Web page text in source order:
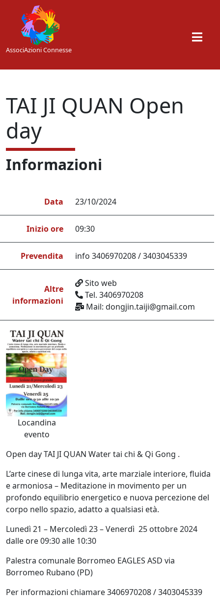
Skip to main content
AssociAzioni Connesse
TAI JI QUAN Open
day
Informazioni
Data 23/10/2024
Inizio ore 09:30
Prevendita info 3406970208 / 3403045339
Altre
informazioni
Sito web
Tel. 3406970208
Mail: dongjin.taiji@gmail.com
Locandina
evento
Open day TAI JI QUAN Water tai chi & Qi Gong .
L’arte cinese di lunga vita, arte marziale interiore, fluida
e armoniosa – Meditazione in movimento per un
profondo equilibrio energetico e nuova percezione del
corpo nello spazio, adatto a qualsiasi età.
Lunedì 21 – Mercoledì 23 – Venerdì 25 ottobre 2024
dalle ore 09:30 alle 10:30
Palestra comunale Borromeo EAGLES ASD via
Borromeo Rubano (PD)
Per informazioni chiamare 3406970208 / 3403045339